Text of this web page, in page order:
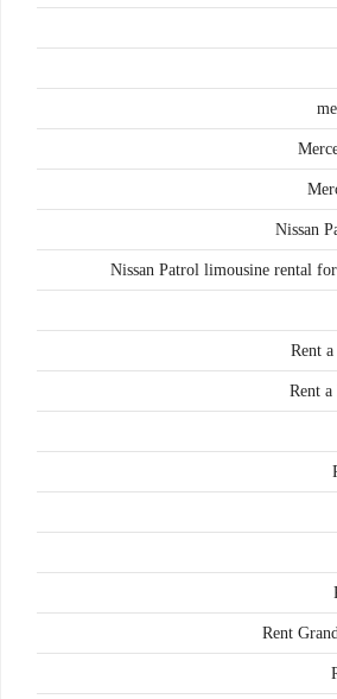
Nissan
Nissan Patrol limousine rental
Rent
Rent
Rent